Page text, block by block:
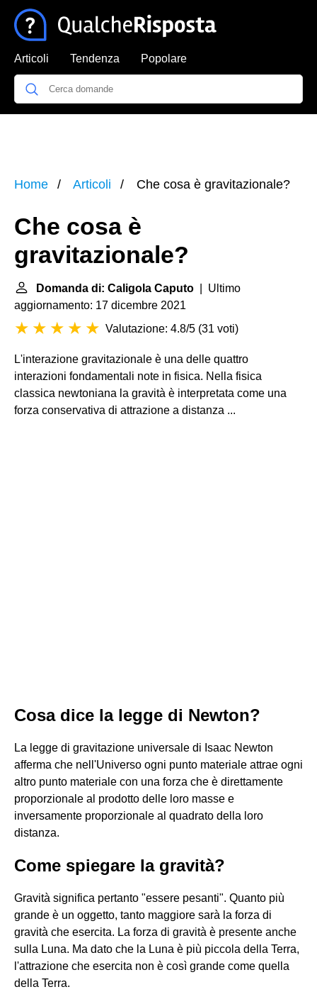
Articoli Tendenza Popolare
Home Articoli Che cosa è gravitazionale?
Che cosa è
gravitazionale?
Domanda di: Caligola Caputo | Ultimo
aggiornamento: 17 dicembre 2021
Valutazione: 4.8/5 (31 voti)
L'interazione gravitazionale è una delle quattro
interazioni fondamentali note in fisica. Nella fisica
classica newtoniana la gravità è interpretata come una
forza conservativa di attrazione a distanza ...
Cosa dice la legge di Newton?
La legge di gravitazione universale di Isaac Newton
afferma che nell'Universo ogni punto materiale attrae ogni
altro punto materiale con una forza che è direttamente
proporzionale al prodotto delle loro masse e
inversamente proporzionale al quadrato della loro
distanza.
Come spiegare la gravità?
Gravità significa pertanto "essere pesanti". Quanto più
grande è un oggetto, tanto maggiore sarà la forza di
gravità che esercita. La forza di gravità è presente anche
sulla Luna. Ma dato che la Luna è più piccola della Terra,
l'attrazione che esercita non è così grande come quella
della Terra.